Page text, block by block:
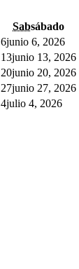
Sabsábado
6junio 6, 2026
13junio 13, 2026
20junio 20, 2026
27junio 27, 2026
4julio 4, 2026